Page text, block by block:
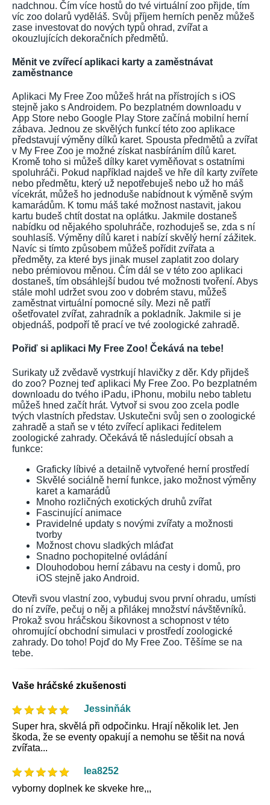
nadchnou. Čím více hostů do tvé virtuální zoo přijde, tím
víc zoo dolarů vyděláš. Svůj příjem herních peněz můžeš
zase investovat do nových typů ohrad, zvířat a
okouzlujících dekoračních předmětů.
Měnit ve zvířecí aplikaci karty a zaměstnávat
zaměstnance
Aplikaci My Free Zoo můžeš hrát na přístrojích s iOS
stejně jako s Androidem. Po bezplatném downloadu v
App Store nebo Google Play Store začíná mobilní herní
zábava. Jednou ze skvělých funkcí této zoo aplikace
představují výměny dílků karet. Spousta předmětů a zvířat
v My Free Zoo je možné získat nasbíráním dílů karet.
Kromě toho si můžeš dílky karet vyměňovat s ostatními
spoluhráči. Pokud například najdeš ve hře díl karty zvířete
nebo předmětu, který už nepotřebuješ nebo už ho máš
vícekrát, můžeš ho jednoduše nabídnout k výměně svým
kamarádům. K tomu máš také možnost nastavit, jakou
kartu budeš chtít dostat na oplátku. Jakmile dostaneš
nabídku od nějakého spoluhráče, rozhoduješ se, zda s ní
souhlasíš. Výměny dílů karet i nabízí skvělý herní zážitek.
Navíc si tímto způsobem můžeš pořídit zvířata a
předměty, za které bys jinak musel zaplatit zoo dolary
nebo prémiovou měnou. Čím dál se v této zoo aplikaci
dostaneš, tím obsáhlejší budou tvé možnosti tvoření. Abys
stále mohl udržet svou zoo v dobrém stavu, můžeš
zaměstnat virtuální pomocné síly. Mezi ně patří
ošetřovatel zvířat, zahradník a pokladník. Jakmile si je
objednáš, podpoří tě prací ve tvé zoologické zahradě.
Pořiď si aplikaci My Free Zoo! Čekává na tebe!
Surikaty už zvědavě vystrkují hlavičky z děr. Kdy přijdeš
do zoo? Poznej teď aplikaci My Free Zoo. Po bezplatném
downloadu do tvého iPadu, iPhonu, mobilu nebo tabletu
můžeš hned začít hrát. Vytvoř si svou zoo zcela podle
tvých vlastních představ. Uskutečni svůj sen o zoologické
zahradě a staň se v této zvířecí aplikaci ředitelem
zoologické zahrady. Očekává tě následující obsah a
funkce:
Graficky líbivé a detailně vytvořené herní prostředí
Skvělé sociálně herní funkce, jako možnost výměny
karet a kamarádů
Mnoho rozličných exotických druhů zvířat
Fascinující animace
Pravidelné updaty s novými zvířaty a možnosti
tvorby
Možnost chovu sladkých mláďat
Snadno pochopitelné ovládání
Dlouhodobou herní zábavu na cesty i domů, pro
iOS stejně jako Android.
Otevři svou vlastní zoo, vybuduj svou první ohradu, umísti
do ní zvíře, pečuj o něj a přilákej množství návštěvníků.
Prokaž svou hráčskou šikovnost a schopnost v této
ohromující obchodní simulaci v prostředí zoologické
zahrady. Do toho! Pojď do My Free Zoo. Těšíme se na
tebe.
Vaše hráčské zkušenosti
Jessinňák
Super hra, skvělá při odpočinku. Hrají několik let. Jen
škoda, že se eventy opakují a nemohu se těšit na nová
zvířata...
lea8252
vyborny doplnek ke skveke hre,,,